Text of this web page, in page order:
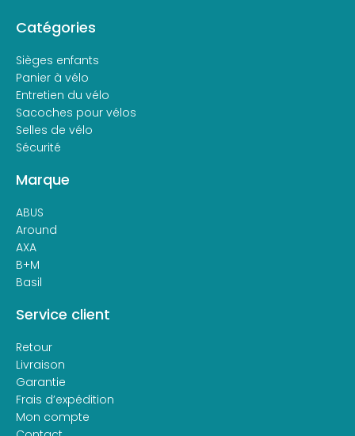
Catégories
Sièges enfants
Panier à vélo
Entretien du vélo
Sacoches pour vélos
Selles de vélo
Sécurité
Marque
ABUS
Around
AXA
B+M
Basil
Service client
Retour
Livraison
Garantie
Frais d’expédition
Mon compte